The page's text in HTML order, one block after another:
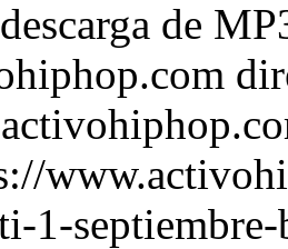
de
1-